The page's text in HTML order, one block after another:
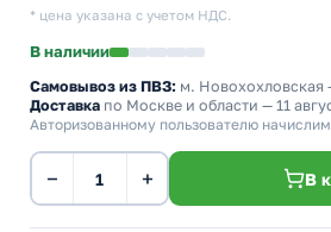
* цена указана с учетом НДС.
В наличии
Самовывоз из ПВЗ: м. Новохохловская
Доставка по Москве и области — 11
Авторизованному пользователю начислим
− + В